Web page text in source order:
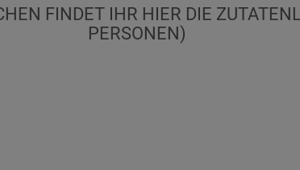
FINDET IHR HIER DIE
PERSONEN)